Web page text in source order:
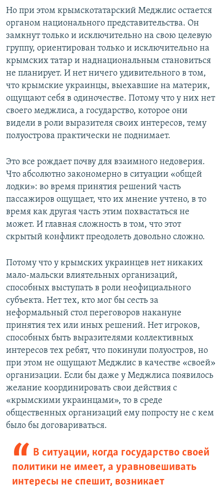
Но при этом крымскотатарский Меджлис остается
органом национального представительства. Он
замкнут только и исключительно на свою целевую
группу, ориентирован только и исключительно на
крымских татар и наднациональным становиться
не планирует. И нет ничего удивительного в том,
что крымские украинцы, выехавшие на материк,
ощущают себя в одиночестве. Потому что у них нет
своего меджлиса, а государство, которое они
видели в роли выразителя своих интересов, тему
полуострова практически не поднимает.
Это все рождает почву для взаимного недоверия.
Что абсолютно закономерно в ситуации «общей
лодки»: во время принятия решений часть
пассажиров ощущает, что их мнение учтено, в то
время как другая часть этим похвастаться не
может. И главная сложность в том, что этот
скрытый конфликт преодолеть довольно сложно.
Потому что у крымских украинцев нет никаких
мало-мальски влиятельных организаций,
способных выступать в роли неофициального
субъекта. Нет тех, кто мог бы сесть за
неформальный стол переговоров накануне
принятия тех или иных решений. Нет игроков,
способных быть выразителями коллективных
интересов тех ребят, что покинули полуостров, но
при этом не ощущают Меджлис в качестве «своей»
организации. Если бы даже у Меджлиса появилось
желание координировать свои действия с
«крымскими украинцами», то в среде
общественных организаций ему попросту не с кем
было бы договариваться.
В ситуации, когда государство своей
политики не имеет, а уравновешивать
интересы не спешит, возникает